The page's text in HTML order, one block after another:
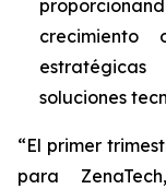
crecimiento
soluciones
“El primer
para